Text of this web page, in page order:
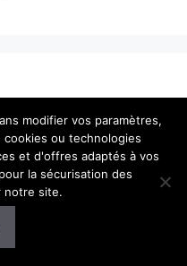
: peut-on vraiment
en bois avec
enfants ?
guide complet pour
modifier vos paramètres,
ou technologies
et d'offres adaptés à vos
la sécurisation des
notre site.